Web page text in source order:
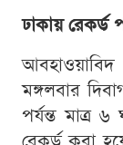
ঢাকায় রেকর্ড
মঙ্গলবার
পর্যন্ত মাত্র ৬